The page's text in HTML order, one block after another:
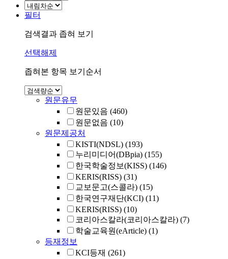
필터
검색결과 좁혀 보기
선택해제
좁혀본 항목 보기순서
원문유무
원문있음 (460)
원문없음 (10)
원문제공처
KISTI(NDSL) (193)
누리미디어(DBpia) (155)
한국학술정보(KISS) (146)
KERIS(RISS) (31)
교보문고(스콜라) (15)
한국연구재단(KCI) (11)
KERIS(RISS) (10)
코리아스칼라(코리아스칼라) (7)
학술교육원(eArticle) (1)
등재정보
KCI등재 (261)